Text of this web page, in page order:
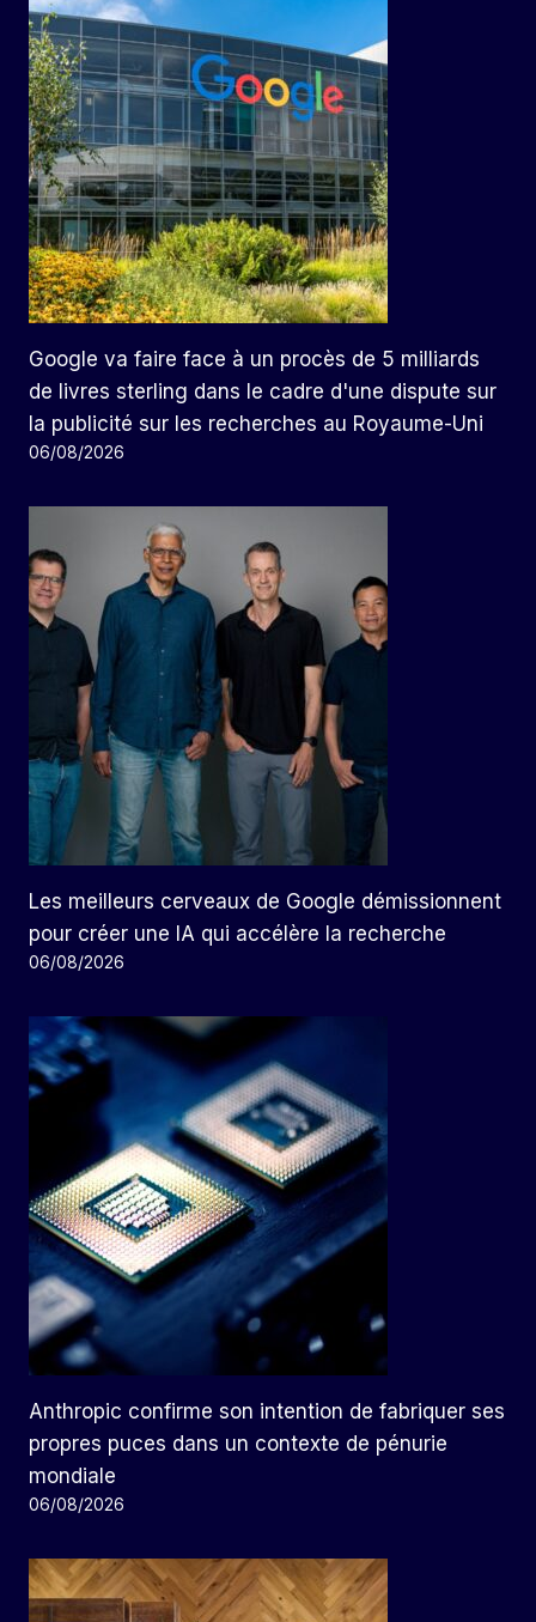
Google va faire face à un procès de 5 milliards
de livres sterling dans le cadre d'une dispute sur
la publicité sur les recherches au Royaume-Uni
06/08/2026
Les meilleurs cerveaux de Google démissionnent
pour créer une IA qui accélère la recherche
06/08/2026
Anthropic confirme son intention de fabriquer ses
propres puces dans un contexte de pénurie
mondiale
06/08/2026